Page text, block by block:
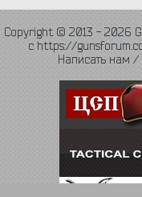
Copyright © 2013 - 2026
с https://
Написать нам /